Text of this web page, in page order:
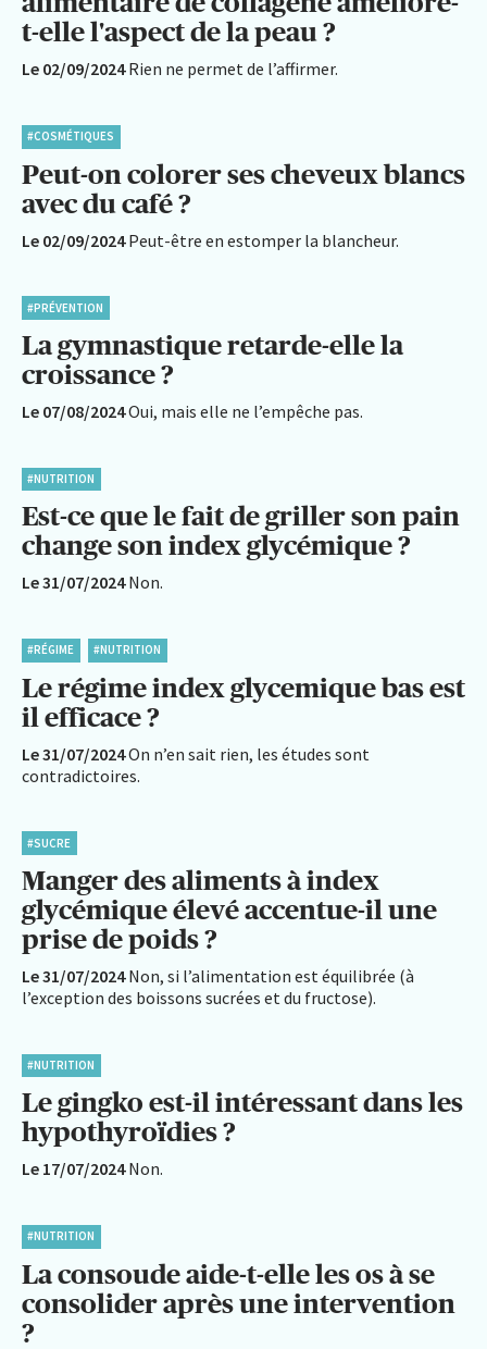
t-elle l'aspect de la peau ?
Le 02/09/2024 Rien ne permet de l’affirmer.
#COSMÉTIQUES
Peut-on colorer ses cheveux blancs
avec du café ?
Le 02/09/2024 Peut-être en estomper la blancheur.
#PRÉVENTION
La gymnastique retarde-elle la
croissance ?
Le 07/08/2024Oui, mais elle ne l’empêche pas.
#NUTRITION
Est-ce que le fait de griller son pain
change son index glycémique ?
Le 31/07/2024 Non.
#RÉGIME #NUTRITION
Le régime index glycemique bas est
il efficace ?
Le 31/07/2024On n’en sait rien, les études sont
contradictoires.
#SUCRE
Manger des aliments à index
glycémique élevé accentue-il une
prise de poids ?
Le 31/07/2024 Non, si l’alimentation est équilibrée (à
l’exception des boissons sucrées et du fructose).
#NUTRITION
Le gingko est-il intéressant dans les
hypothyroïdies ?
Le 17/07/2024 Non.
#NUTRITION
La consoude aide-t-elle les os à se
consolider après une intervention
?